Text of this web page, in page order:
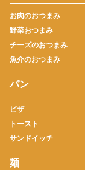
お肉のおつまみ
野菜おつまみ
チーズのおつまみ
魚介のおつまみ
パン
ピザ
トースト
サンドイッチ
麺